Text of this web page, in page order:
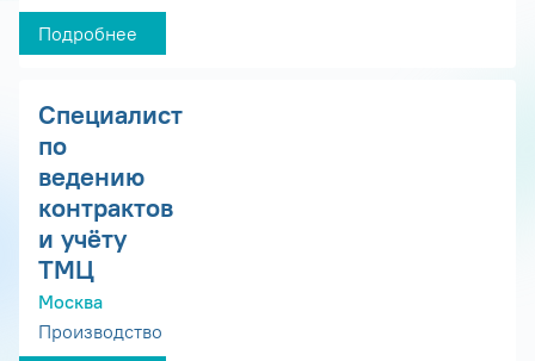
Подробнее
Специалист
по
ведению
контрактов
и учёту
ТМЦ
Москва
Производство